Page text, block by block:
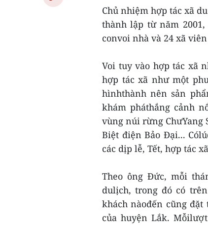
Chủ nhiệm hợp tác xã
thành lập từ năm
convoi nhà và 24 xã
Voi tuy vào hợp tác xã
hợp tác xã như một
hìnhthành nên sản
khám pháthắng cảnh
vùng núi rừng ChưYang
Biệt điện Bảo Đại...
các dịp lễ, Tết, hợp tác
Theo ông Đức, mỗi
dulịch, trong đó có
khách nàođến cũng
của huyện Lắk.